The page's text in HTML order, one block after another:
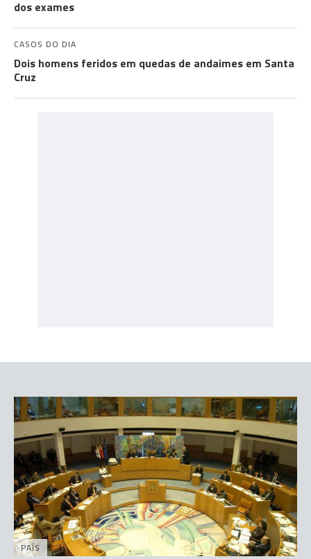
dos exames
CASOS DO DIA
Dois homens feridos em quedas de andaimes em Santa
Cruz
PAÍS